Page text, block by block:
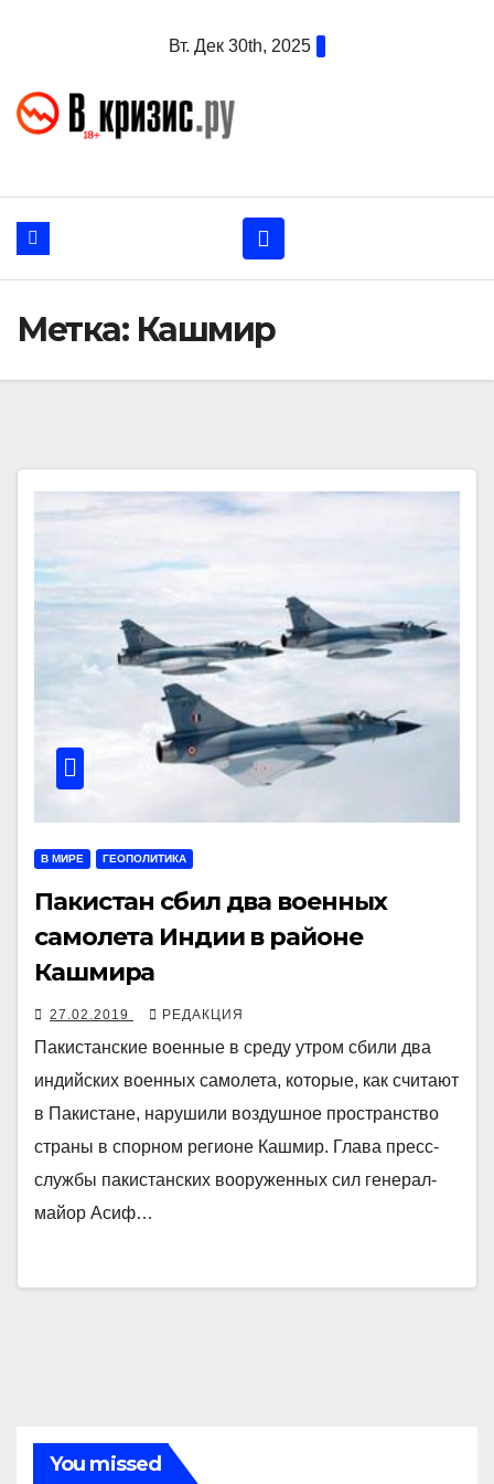
Вт. Дек 30th, 2025
Метка: Кашмир
В МИРЕ ГЕОПОЛИТИКА
Пакистан сбил два военных
самолета Индии в районе
Кашмира
27.02.2019 РЕДАКЦИЯ
Пакистанские военные в среду утром сбили два
индийских военных самолета, которые, как считают
в Пакистане, нарушили воздушное пространство
страны в спорном регионе Кашмир. Глава пресс-
службы пакистанских вооруженных сил генерал-
майор Асиф…
You missed